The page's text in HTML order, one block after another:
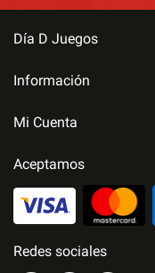
Día D Juegos
Información
Mi Cuenta
Aceptamos
Redes sociales